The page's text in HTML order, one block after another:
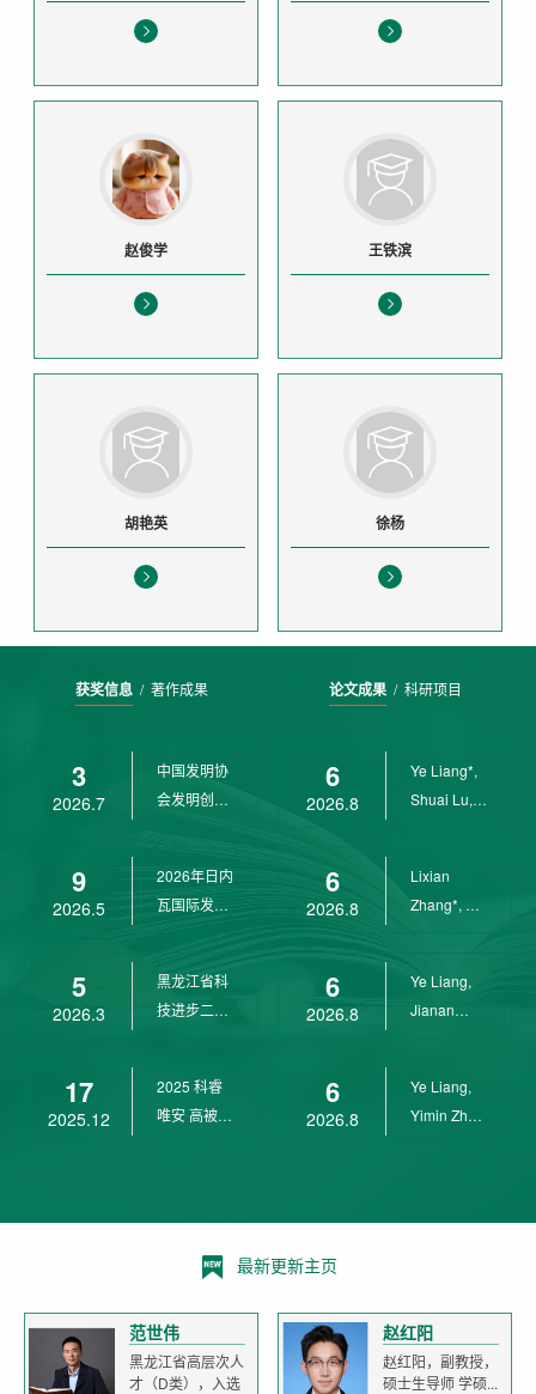
赵俊学 王铁滨
胡艳英 徐杨
获奖信息/ 著作成果
3
2026.7
中国发明协
会发明创业
9
2026.5
2026年日内
瓦国际发明
5
2026.3
黑龙江省科
技进步二等
17
2025.12
2025 科睿
唯安 高被引
论文成果/ 科研项目
6
2026.8
Ye Liang*,
Shuai Lu,
6
2026.8
Lixian
Zhang*, Ye
6
2026.8
Ye Liang,
Jianan
6
2026.8
Ye Liang,
Yimin Zhu,
最新更新主页
范世伟
黑龙江省高层次人
才（D类），入选
赵红阳
赵红阳，副教授，
硕士生导师 学硕...